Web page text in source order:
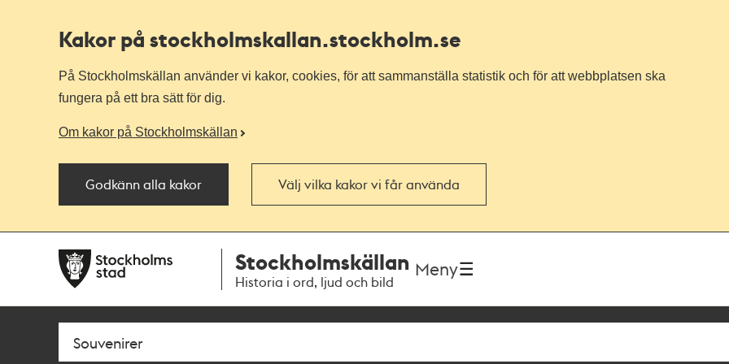
Kakor på stockholmskallan.stockholm.se
På Stockholmskällan använder vi kakor, cookies, för att sammanställa statistik och för att webbplatsen ska
fungera på ett bra sätt för dig.
Om kakor på Stockholmskällan
Godkänn alla kakor Välj vilka kakor vi får använda
navigationen
huvudinnehållet
Stockholmskällan
Historia i ord, ljud och bild
Meny
Sök